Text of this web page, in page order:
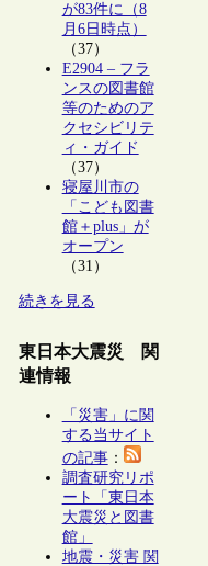
が83件に（8
月6日時点）
（37）
E2904 – フラ
ンスの図書館
等のためのア
クセシビリテ
ィ・ガイド
（37）
寝屋川市の
「こども図書
館＋plus」が
オープン
（31）
続きを見る
東日本大震災 関
連情報
「災害」に関
する当サイト
の記事：
調査研究リポ
ート「東日本
大震災と図書
館」
地震・災害 関